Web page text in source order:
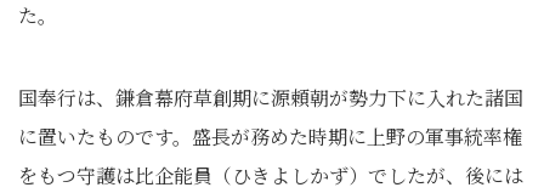
た。
国奉行は、鎌倉幕府草創期に源頼朝が勢力下に入れた諸国
に置いたものです。盛長が務めた時期に上野の軍事統率権
をもつ守護は比企能員（ひきよしかず）でしたが、後には